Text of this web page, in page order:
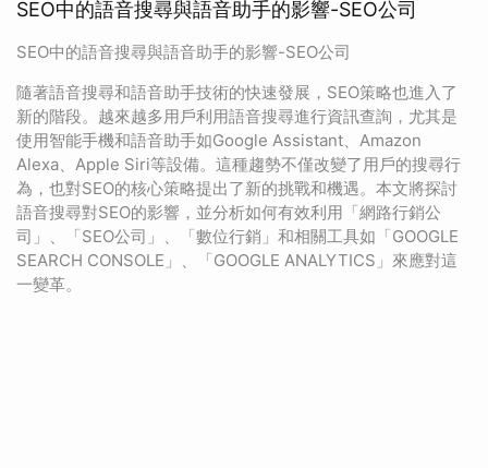
SEO中的語音搜尋與語音助手的影響-SEO公司
SEO中的語音搜尋與語音助手的影響-SEO公司
隨著語音搜尋和語音助手技術的快速發展，SEO策略也進入了
新的階段。越來越多用戶利用語音搜尋進行資訊查詢，尤其是
使用智能手機和語音助手如Google Assistant、Amazon
Alexa、Apple Siri等設備。這種趨勢不僅改變了用戶的搜尋行
為，也對SEO的核心策略提出了新的挑戰和機遇。本文將探討
語音搜尋對SEO的影響，並分析如何有效利用「網路行銷公
司」、「SEO公司」、「數位行銷」和相關工具如「GOOGLE
SEARCH CONSOLE」、「GOOGLE ANALYTICS」來應對這
一變革。